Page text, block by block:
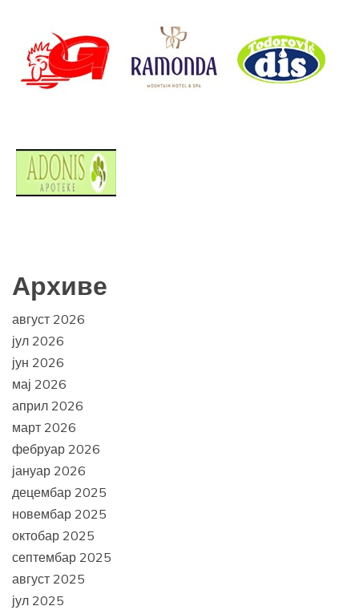
Архиве
август 2026
јул 2026
јун 2026
мај 2026
април 2026
март 2026
фебруар 2026
јануар 2026
децембар 2025
новембар 2025
октобар 2025
септембар 2025
август 2025
јул 2025